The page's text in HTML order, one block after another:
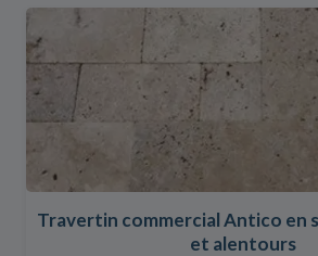
Travertin commercial Antico en
et alentours